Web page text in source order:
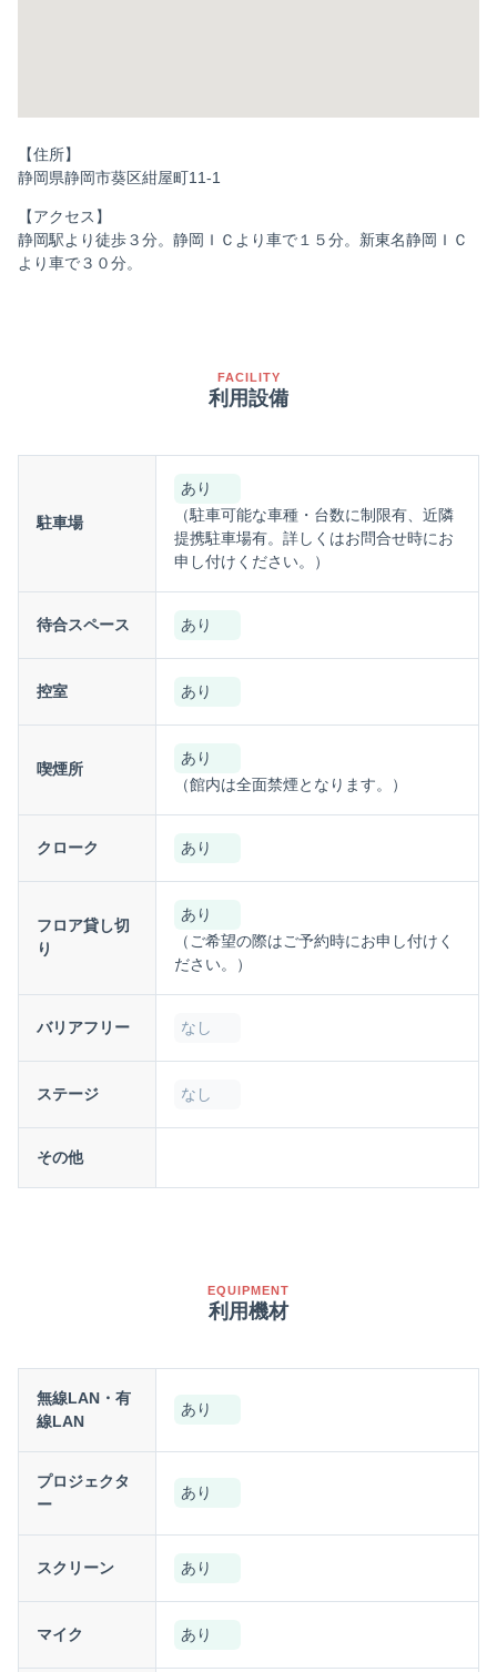
【住所】
静岡県静岡市葵区紺屋町11-1
【アクセス】
静岡駅より徒歩３分。静岡ＩＣより車で１５分。新東名静岡ＩＣ
より車で３０分。
FACILITY
利用設備
駐車場
あり
（駐車可能な車種・台数に制限有、近隣
提携駐車場有。詳しくはお問合せ時にお
申し付けください。）
待合スペース あり
控室 あり
喫煙所
あり
（館内は全面禁煙となります。）
クローク あり
フロア貸し切
り
あり
（ご希望の際はご予約時にお申し付けく
ださい。）
バリアフリー なし
ステージ なし
その他
EQUIPMENT
利用機材
無線LAN・有
線LAN
あり
プロジェクタ
ー
あり
スクリーン あり
マイク あり